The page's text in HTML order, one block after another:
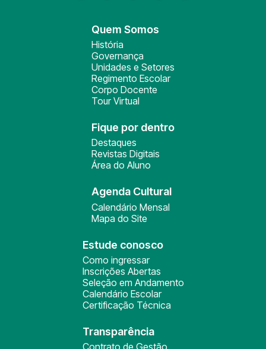
Quem Somos
História
Governança
Unidades e Setores
Regimento Escolar
Corpo Docente
Tour Virtual
Fique por dentro
Destaques
Revistas Digitais
Área do Aluno
Agenda Cultural
Calendário Mensal
Mapa do Site
Estude conosco
Como ingressar
Inscrições Abertas
Seleção em Andamento
Calendário Escolar
Certificação Técnica
Transparência
Contrato de Gestão